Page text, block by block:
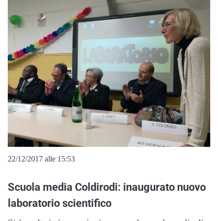
22/12/2017 alle 15:53
Scuola media Coldirodi: inaugurato nuovo
laboratorio scientifico